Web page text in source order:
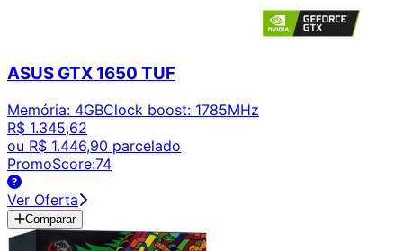
ASUS GTX 1650 TUF
Memória: 4GBClock boost: 1785MHz
R$ 1.345,62
ou R$ 1.446,90 parcelado
PromoScore:74
Ver Oferta
Comparar